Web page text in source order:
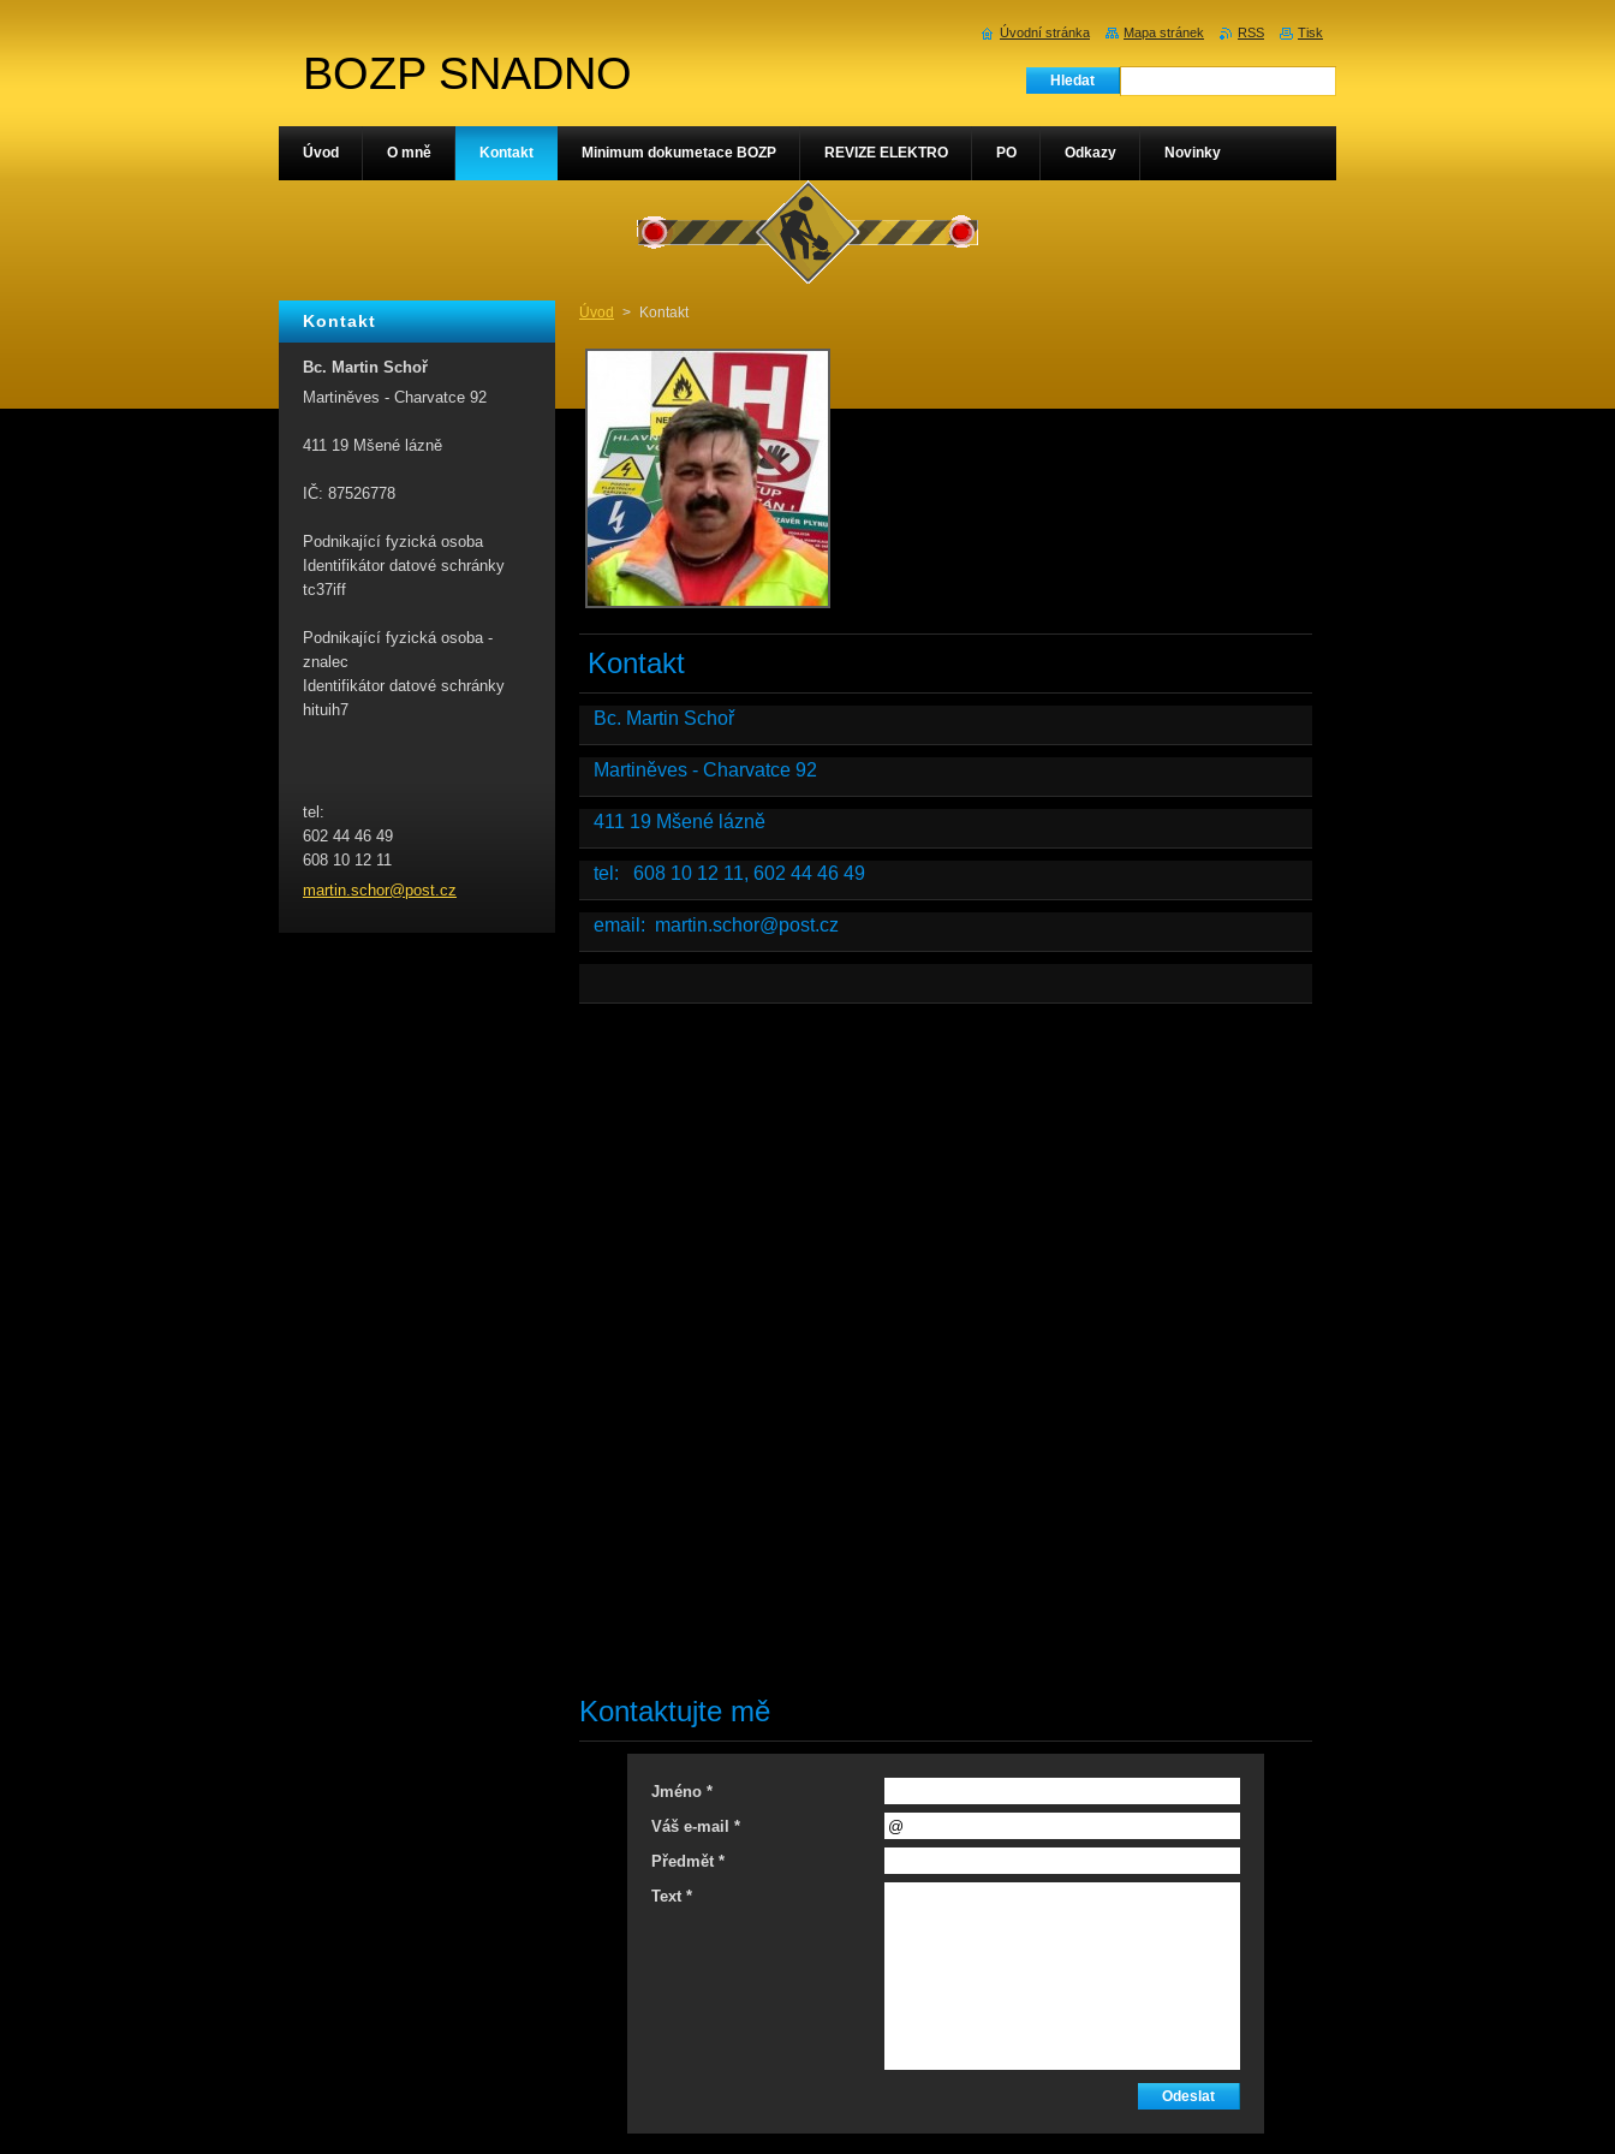
BOZP SNADNO
Úvod > Kontakt
Kontakt
Bc. Martin Schoř
Martiněves - Charvatce 92
411 19 Mšené lázně
tel: 608 10 12 11, 602 44 46 49
email: martin.schor@post.cz
Kontaktujte mě
Jméno *
Váš e-mail *
Předmět *
Text *
Kontakt
Bc. Martin Schoř
Martiněves - Charvatce 92
411 19 Mšené lázně
IČ: 87526778
Podnikající fyzická osoba
Identifikátor datové schránky
tc37iff
Podnikající fyzická osoba -
znalec
Identifikátor datové schránky
hituih7
tel:
602 44 46 49
608 10 12 11
martin.schor@post.cz
Úvod O mně Kontakt Minimum dokumetace BOZP REVIZE ELEKTRO PO Odkazy Novinky
Úvodní stránka Mapa stránek RSS Tisk